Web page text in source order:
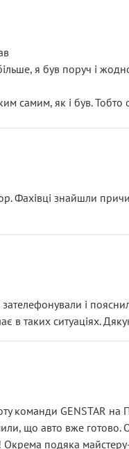
я був поруч і
самим, як і був. Тобто
гальмівним
сервіс наче
( надіюсь новий
швидше і дорожче”.
Фахівці знайшли
і
в таких ситуаціях.
GENSTAR на
що авто вже готово.
подяка